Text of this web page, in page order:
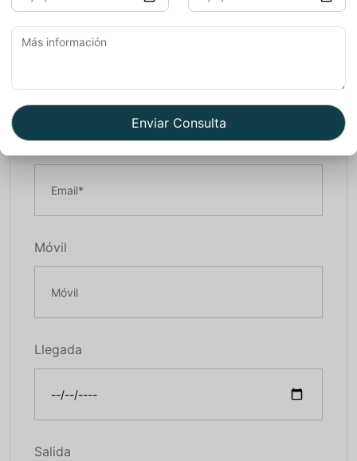
Nombre*
Email*
Móvil
Llegada
Salida